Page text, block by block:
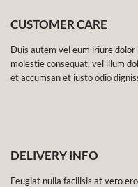
CUSTOMER CARE
Duis autem vel eum iriure
molestie consequat, vel illum
et accumsan et iusto odio
DELIVERY INFO
Feugiat nulla facilisis at vero